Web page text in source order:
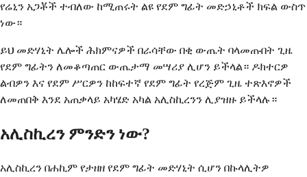
የሬኒን አጋቾች ተብለው ከሚጠሩት ልዩ የደም ግፊት መድኃኒቶች ክፍል ውስጥ
ነው።
ይህ መድሃኒት ሌሎች ሕክምናዎች በራሳቸው በቂ ውጤት ባላመጡበት ጊዜ
የደም ግፊትን ለመቆጣጠር ውጤታማ መሣሪያ ሊሆን ይችላል። ዶክተርዎ
ልብዎን እና የደም ሥርዎን ከከፍተኛ የደም ግፊት የረጅም ጊዜ ተጽእኖዎች
ለመጠበቅ እንደ አጠቃላይ አካሄድ አካል አሊስኪረንን ሊያዝዙ ይችላሉ።
አሊስኪረን ምንድን ነው?
አሊስኪረን በሐኪም የታዘዘ የደም ግፊት መድሃኒት ሲሆን በኩላሊትዎ